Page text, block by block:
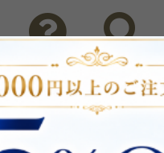
問い合わせ 検索
イントプレゼント！